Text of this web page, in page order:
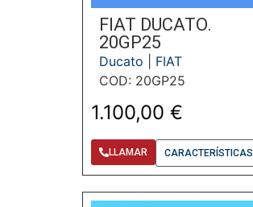
FIAT DUCATO.
20GP25
Ducato
FIAT
COD: 20GP25
1.100,00 €
LLAMAR CARACTERÍSTICAS